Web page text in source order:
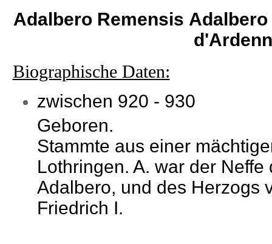
Adalbero Remensis
Biographische Daten:
zwischen 920 - 930
Geboren.
Stammte aus einer
Lothringen. A. war der
Adalbero, und des Herzogs
Friedrich I.